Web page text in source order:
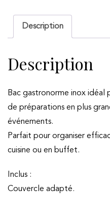
Description
Description
Bac gastronorme inox idéal
de préparations en plus
événements.
Parfait pour organiser
cuisine ou en buffet.
Inclus :
Couvercle adapté.